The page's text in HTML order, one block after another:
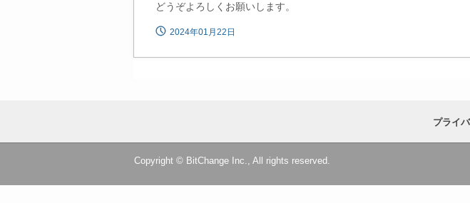
どうぞよろしくお願いします。
2024年01月22日
プライ
Copyright © BitChange Inc., All rights reserved.